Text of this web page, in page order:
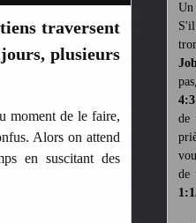
traversent
plusieurs
moment de le faire,
Alors on attend
en suscitant des
Un
4:3
de
de